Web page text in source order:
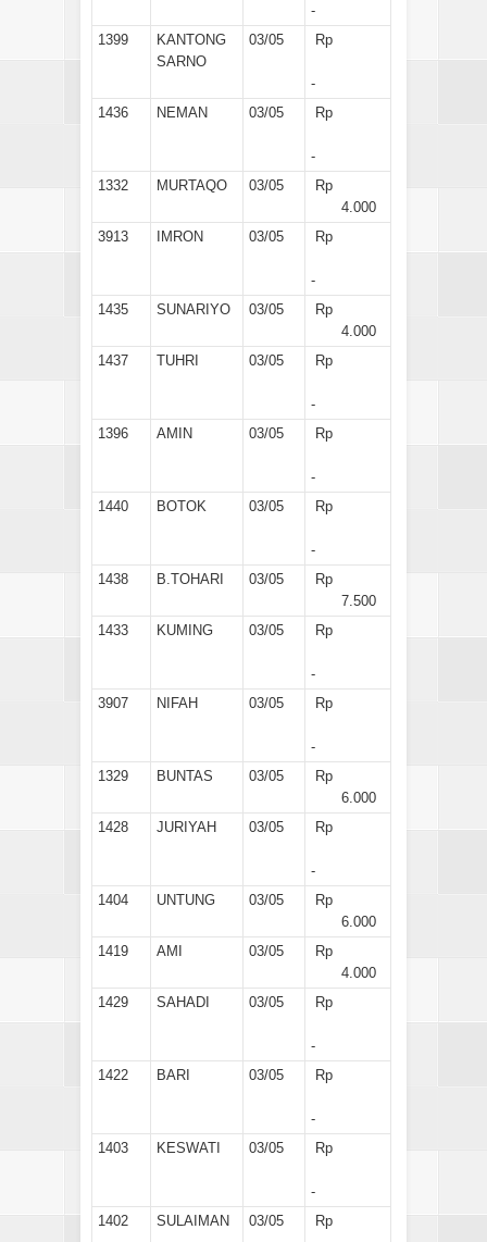
-
1399
KANTONG
SARNO
03/05 Rp
-
1436
NEMAN 03/05 Rp
-
1332
MURTAQO 03/05
Rp
4.000
3913
IMRON 03/05 Rp
-
1435
SUNARIYO 03/05
Rp
4.000
1437
TUHRI 03/05 Rp
-
1396
AMIN 03/05 Rp
-
1440
BOTOK 03/05 Rp
-
1438
B.TOHARI 03/05
Rp
7.500
1433
KUMING 03/05 Rp
-
3907
NIFAH 03/05 Rp
-
1329
BUNTAS 03/05
Rp
6.000
1428
JURIYAH 03/05 Rp
-
1404
UNTUNG 03/05
Rp
6.000
1419
AMI 03/05
Rp
4.000
1429
SAHADI 03/05 Rp
-
1422
BARI 03/05 Rp
-
1403
KESWATI 03/05 Rp
-
1402
SULAIMAN 03/05 Rp